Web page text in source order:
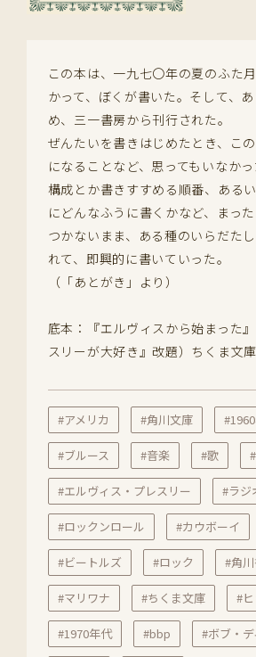
この本は、一九七〇年の夏のふた
かって、ぼくが書いた。そして、
め、三一書房から刊行された。
ぜんたいを書きはじめたとき、こ
になることなど、思ってもいなか
構成とか書きすすめる順番、ある
にどんなふうに書くかなど、まっ
つかないまま、ある種のいらだた
れて、即興的に書いていった。
（「あとがき」より）
底本：『エルヴィスから始まった
スリーが大好き』改題）ちくま文
#アメリカ #角川文庫
#ブルース #音楽 #歌
#エルヴィス・プレスリー #ラジ
#ロックンロール #カウボーイ
#ビートルズ #ロック #角
#マリワナ #ちくま文庫 #
#1970年代 #bbp #ボブ・